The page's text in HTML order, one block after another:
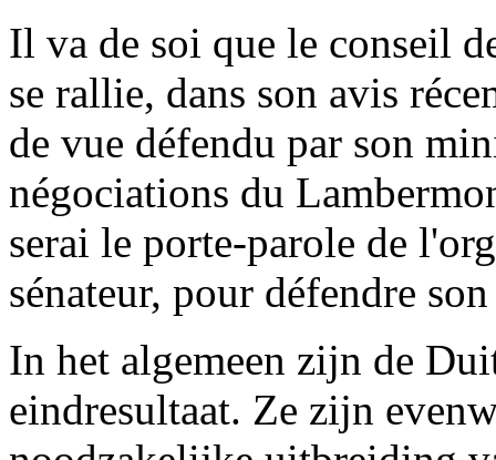
Il va de soi que le conseil
se rallie, dans son avis
de vue défendu par son
négociations du
serai le porte-parole de
sénateur, pour défendre
In het algemeen zijn de
eindresultaat. Ze zijn